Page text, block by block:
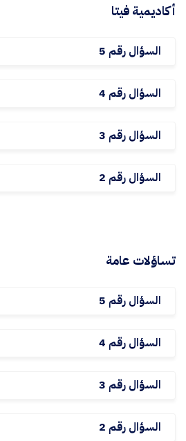
أكاديمية فيتا
السؤال رقم 5
السؤال رقم 4
السؤال رقم 3
السؤال رقم 2
تساؤلات عامة
السؤال رقم 5
السؤال رقم 4
السؤال رقم 3
السؤال رقم 2